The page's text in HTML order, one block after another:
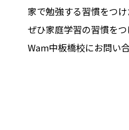
家で勉強する習慣をつけ
ぜひ家庭学習の習慣を
Wam中板橋校にお問い